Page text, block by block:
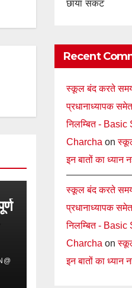
छाया संकट
Recent
स्कूल बंद करते समय
प्रधानाध्यापक
निलम्बित -
Charcha on
इन बातों का ध्यान
स्कूल बंद करते समय
प्रधानाध्यापक
निलम्बित -
Charcha on
इन बातों का ध्यान